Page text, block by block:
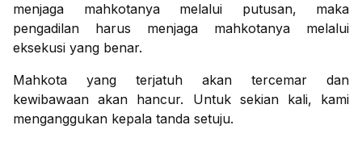
menjaga mahkotanya melalui putusan, maka
pengadilan harus menjaga mahkotanya melalui
eksekusi yang benar.
Mahkota yang terjatuh akan tercemar dan
kewibawaan akan hancur. Untuk sekian kali, kami
menganggukan kepala tanda setuju.